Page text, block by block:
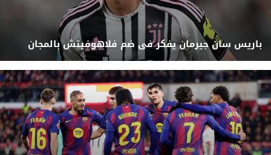
باريس سان جيرمان يفكر فى ضم فلاهوفيتش بالمجان